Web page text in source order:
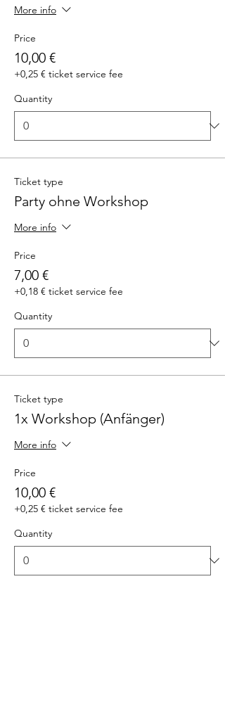
More info
Price
10,00 €
+0,25 € ticket service fee
Quantity
Ticket type
Party ohne Workshop
More info
Price
7,00 €
+0,18 € ticket service fee
Quantity
Ticket type
1x Workshop (Anfänger)
More info
Price
10,00 €
+0,25 € ticket service fee
Quantity